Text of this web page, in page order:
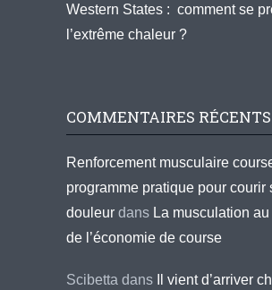
Western States : comment se
l’extrême chaleur ?
COMMENTAIRES RÉCENTS
Renforcement musculaire
programme pratique pour courir
douleur dans La musculation
de l’économie de course
Scibetta dans
Il vient d’arriver